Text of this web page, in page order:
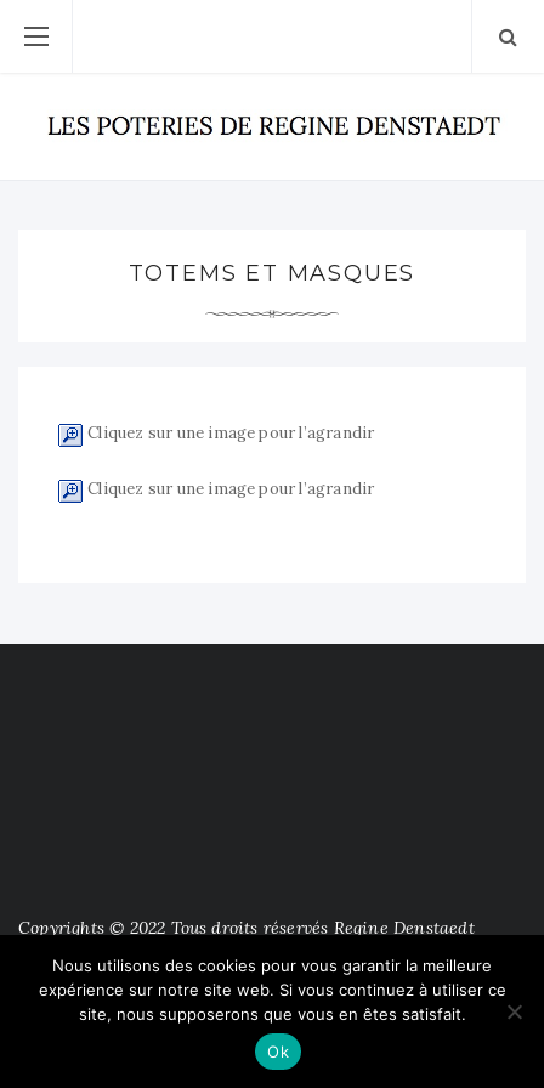
TOTEMS ET MASQUES
Cliquez sur une image pour l’agrandir
Cliquez sur une image pour l’agrandir
Copyrights © 2022 Tous droits réservés Regine Denstaedt
Nous utilisons des cookies pour vous garantir la meilleure
expérience sur notre site web. Si vous continuez à utiliser ce
site, nous supposerons que vous en êtes satisfait.
Ok